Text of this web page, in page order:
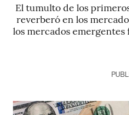
El tumulto de los
reverberó en los
los mercados